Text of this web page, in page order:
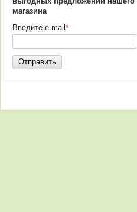
магазина
Введите e-mail *
Отправить